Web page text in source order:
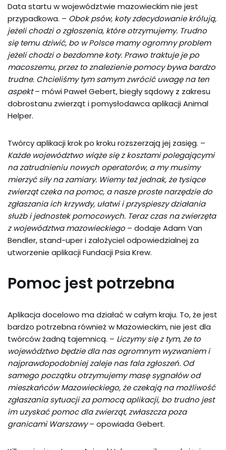
Data startu w województwie mazowieckim nie jest
przypadkowa. – Obok psów, koty zdecydowanie królują,
jeżeli chodzi o zgłoszenia, które otrzymujemy. Trudno
się temu dziwić, bo w Polsce mamy ogromny problem
jeżeli chodzi o bezdomne koty. Prawo traktuje je po
macoszemu, przez to znalezienie pomocy bywa bardzo
trudne. Chcieliśmy tym samym zwrócić uwagę na ten
aspekt– mówi Paweł Gebert, biegły sądowy z zakresu
dobrostanu zwierząt i pomysłodawca aplikacji Animal
Helper.
Twórcy aplikacji krok po kroku rozszerzają jej zasięg. –
Każde województwo wiąże się z kosztami polegającymi
na zatrudnieniu nowych operatorów, a my musimy
mierzyć siły na zamiary. Wiemy też jednak, że tysiące
zwierząt czeka na pomoc, a nasze proste narzędzie do
zgłaszania ich krzywdy, ułatwi i przyspieszy działania
służb i jednostek pomocowych. Teraz czas na zwierzęta
z województwa mazowieckiego– dodaje Adam Van
Bendler, stand-uper i założyciel odpowiedzialnej za
utworzenie aplikacji Fundacji Psia Krew.
Pomoc jest potrzebna
Aplikacja docelowo ma działać w całym kraju. To, że jest
bardzo potrzebna również w Mazowieckim, nie jest dla
twórców żadną tajemnicą. – Liczymy się z tym, że to
województwo będzie dla nas ogromnym wyzwaniem i
najprawdopodobniej zaleje nas fala zgłoszeń. Od
samego początku otrzymujemy masę sygnałów od
mieszkańców Mazowieckiego, że czekają na możliwość
zgłaszania sytuacji za pomocą aplikacji, bo trudno jest
im uzyskać pomoc dla zwierząt, zwłaszcza poza
granicami Warszawy– opowiada Gebert.